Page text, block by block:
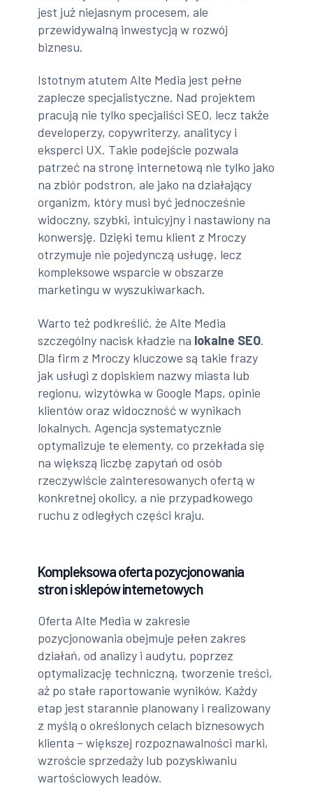
jest już niejasnym procesem, ale
przewidywalną inwestycją w rozwój
biznesu.
Istotnym atutem Alte Media jest pełne
zaplecze specjalistyczne. Nad projektem
pracują nie tylko specjaliści SEO, lecz także
developerzy, copywriterzy, analitycy i
eksperci UX. Takie podejście pozwala
patrzeć na stronę internetową nie tylko jako
na zbiór podstron, ale jako na działający
organizm, który musi być jednocześnie
widoczny, szybki, intuicyjny i nastawiony na
konwersję. Dzięki temu klient z Mroczy
otrzymuje nie pojedynczą usługę, lecz
kompleksowe wsparcie w obszarze
marketingu w wyszukiwarkach.
Warto też podkreślić, że Alte Media
szczególny nacisk kładzie na lokalne SEO.
Dla firm z Mroczy kluczowe są takie frazy
jak usługi z dopiskiem nazwy miasta lub
regionu, wizytówka w Google Maps, opinie
klientów oraz widoczność w wynikach
lokalnych. Agencja systematycznie
optymalizuje te elementy, co przekłada się
na większą liczbę zapytań od osób
rzeczywiście zainteresowanych ofertą w
konkretnej okolicy, a nie przypadkowego
ruchu z odległych części kraju.
Kompleksowa oferta pozycjonowania
stron i sklepów internetowych
Oferta Alte Media w zakresie
pozycjonowania obejmuje pełen zakres
działań, od analizy i audytu, poprzez
optymalizację techniczną, tworzenie treści,
aż po stałe raportowanie wyników. Każdy
etap jest starannie planowany i realizowany
z myślą o określonych celach biznesowych
klienta – większej rozpoznawalności marki,
wzroście sprzedaży lub pozyskiwaniu
wartościowych leadów.